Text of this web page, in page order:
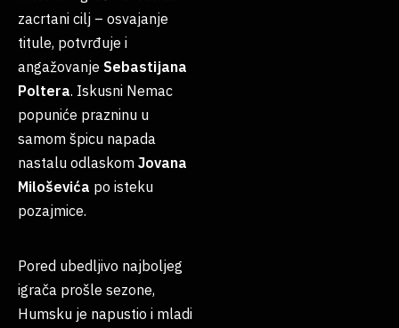
zacrtani cilj – osvajanje
titule, potvrđuje i
angažovanje Sebastijana
Poltera. Iskusni Nemac
popuniće prazninu u
samom špicu napada
nastalu odlaskom Jovana
Miloševića po isteku
pozajmice.
Pored ubedljivo najboljeg
igrača prošle sezone,
Humsku je napustio i mladi